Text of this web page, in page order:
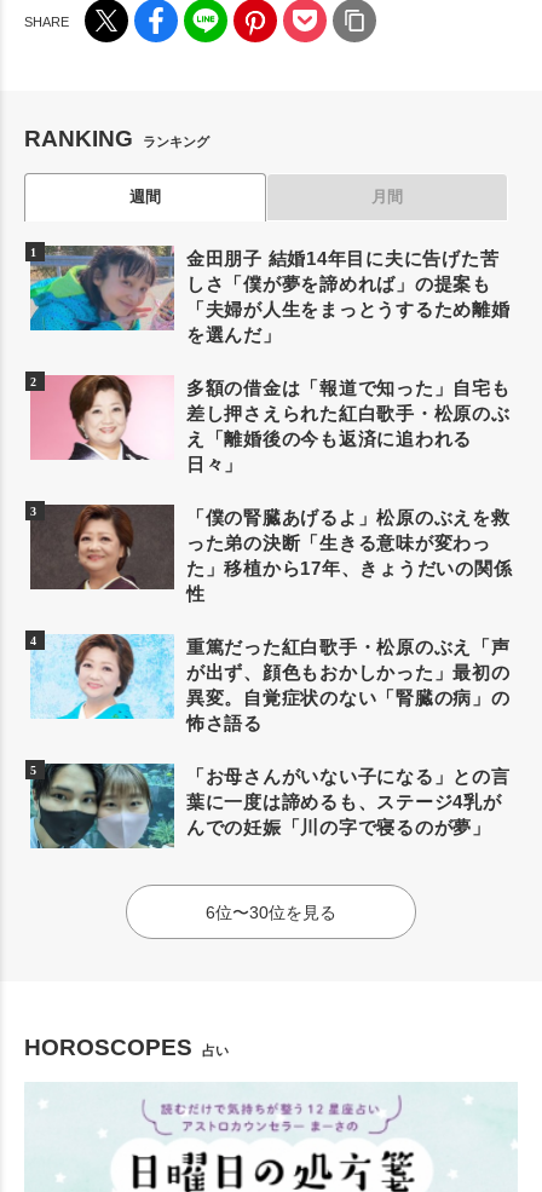
RANKING ランキング
週間 月間
金田朋子 結婚14年目に夫に告げた苦
しさ「僕が夢を諦めれば」の提案も
「夫婦が人生をまっとうするため離婚
を選んだ」
多額の借金は「報道で知った」自宅も
差し押さえられた紅白歌手・松原のぶ
え「離婚後の今も返済に追われる
日々」
「僕の腎臓あげるよ」松原のぶえを救
った弟の決断「生きる意味が変わっ
た」移植から17年、きょうだいの関係
性
重篤だった紅白歌手・松原のぶえ「声
が出ず、顔色もおかしかった」最初の
異変。自覚症状のない「腎臓の病」の
怖さ語る
「お母さんがいない子になる」との言
葉に一度は諦めるも、ステージ4乳が
んでの妊娠「川の字で寝るのが夢」
6位〜30位を見る
HOROSCOPES 占い